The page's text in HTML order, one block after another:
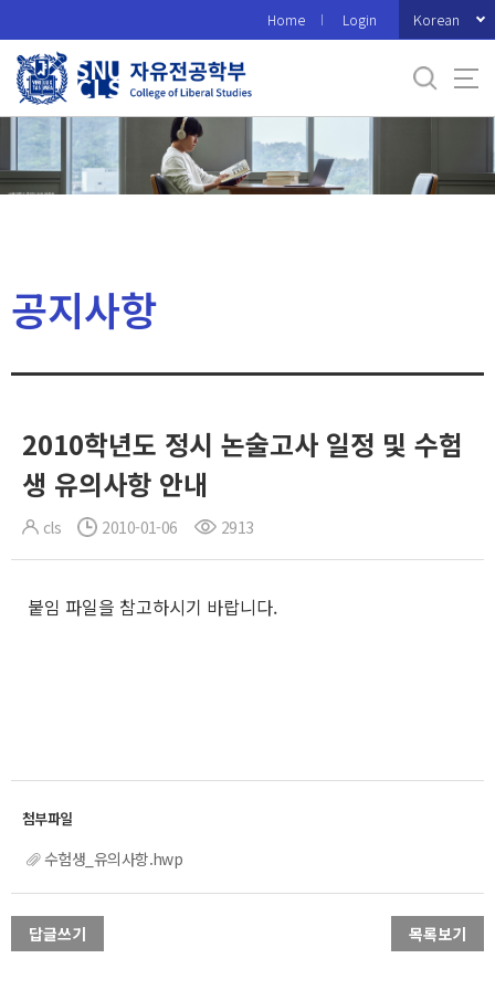
로
메
Home Login Korean
공지사항
2010학년도 정시 논술고사 일정 및 수험
생 유의사항 안내
cls 2010-01-06 2913
붙임 파일을 참고하시기 바랍니다.
수험생_유의사항.hwp
답글쓰기 목록보기